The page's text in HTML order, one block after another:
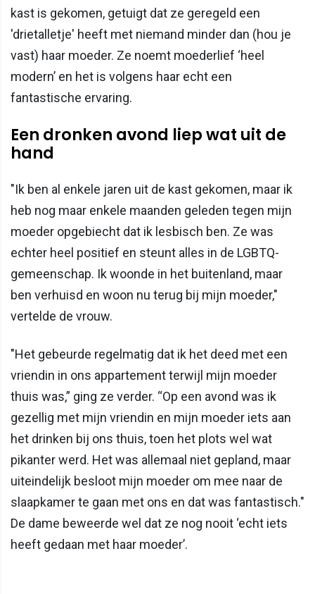
kast is gekomen, getuigt dat ze geregeld een
'drietalletje' heeft met niemand minder dan (hou je
vast) haar moeder. Ze noemt moederlief ‘heel
modern’ en het is volgens haar echt een
fantastische ervaring.
Een dronken avond liep wat uit de
hand
"Ik ben al enkele jaren uit de kast gekomen, maar ik
heb nog maar enkele maanden geleden tegen mijn
moeder opgebiecht dat ik lesbisch ben. Ze was
echter heel positief en steunt alles in de LGBTQ-
gemeenschap. Ik woonde in het buitenland, maar
ben verhuisd en woon nu terug bij mijn moeder,"
vertelde de vrouw.
"Het gebeurde regelmatig dat ik het deed met een
vriendin in ons appartement terwijl mijn moeder
thuis was,” ging ze verder. “Op een avond was ik
gezellig met mijn vriendin en mijn moeder iets aan
het drinken bij ons thuis, toen het plots wel wat
pikanter werd. Het was allemaal niet gepland, maar
uiteindelijk besloot mijn moeder om mee naar de
slaapkamer te gaan met ons en dat was fantastisch."
De dame beweerde wel dat ze nog nooit ‘echt iets
heeft gedaan met haar moeder’.